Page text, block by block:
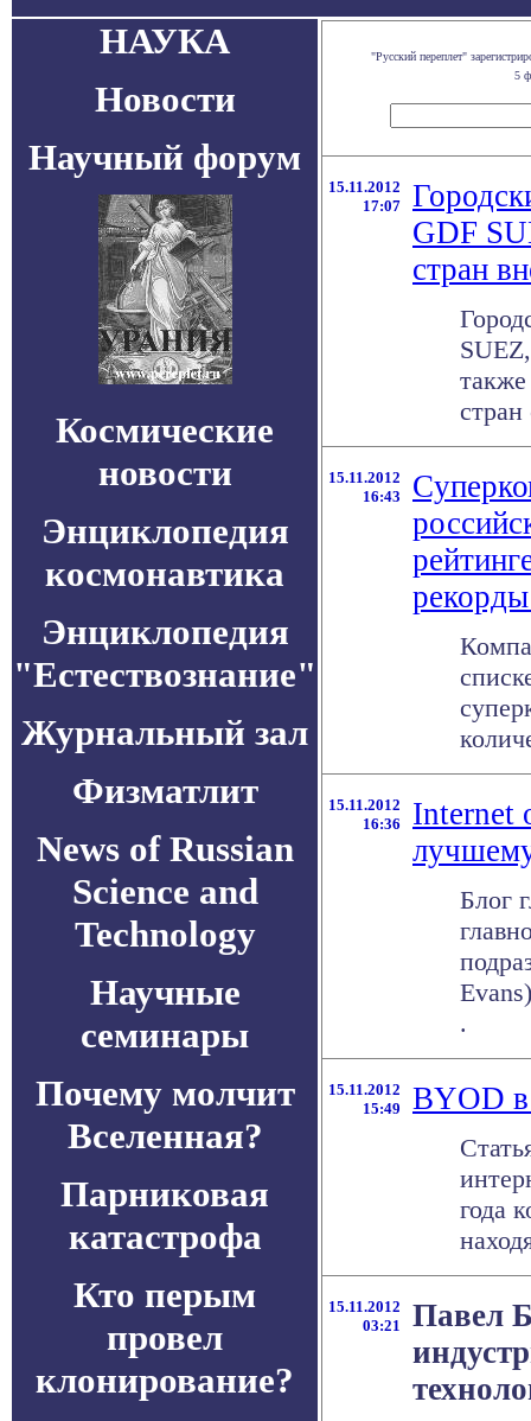
НАУКА
Новости
Научный форум
Космические
новости
Энциклопедия
космонавтика
Энциклопедия
"Естествознание"
Журнальный зал
Физматлит
News of Russian
Science and
Technology
Научные
семинары
Почему молчит
Вселенная?
Парниковая
катастрофа
Кто перым
провел
клонирование?
"Русский переплет"
5
15.11.2012
17:07
GDF
стран
15.11.2012
16:43
15.11.2012
16:36
Internet
Блог
.
15.11.2012
15:49
BYOD
года
15.11.2012
03:21
Павел